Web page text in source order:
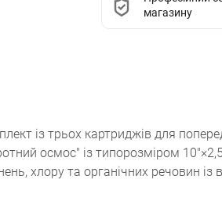
магазину
із трьох картриджів для
осмос" із типорозміром
хлору та органічних речовин із